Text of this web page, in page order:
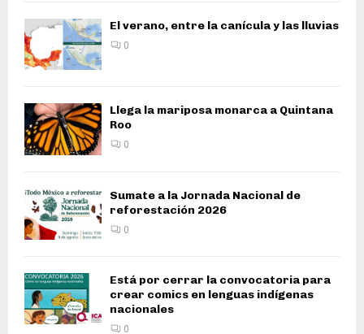
El verano, entre la canícula y las lluvias
0
Llega la mariposa monarca a Quintana
Roo
0
Sumate a la Jornada Nacional de
reforestación 2026
0
Está por cerrar la convocatoria para
crear comics en lenguas indígenas
nacionales
0